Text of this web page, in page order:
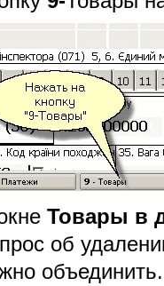
Товары в
об